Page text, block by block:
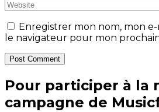
Enregistrer mon nom, mon
le navigateur pour mon
Post Comment
Pour participer à la
campagne de